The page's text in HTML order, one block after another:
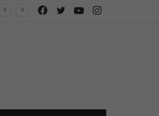
YouTube
Twitter
Facebook